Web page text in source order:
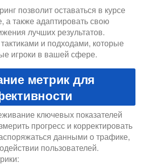
позволит оставаться в курсе
а также адаптировать свою
лучших результатов.
и подходами, которые
игроки в вашей сфере.
метрик для
ключевых показателей
прогресс и корректировать
данными о трафике,
пользователей.